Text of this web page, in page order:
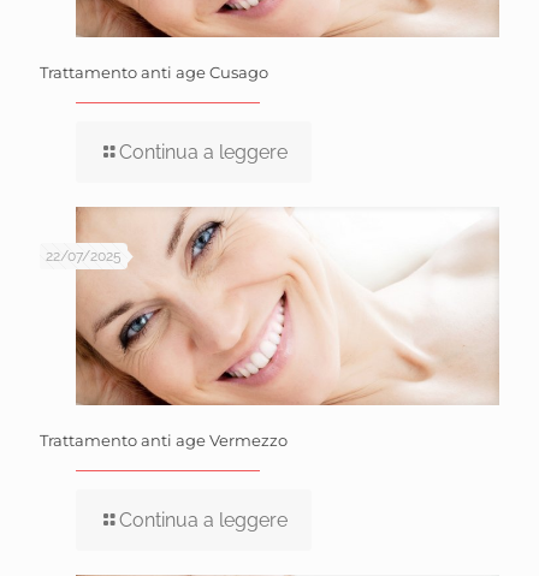
Trattamento anti age Cusago
Continua a leggere
22/07/2025
Trattamento anti age Vermezzo
Continua a leggere